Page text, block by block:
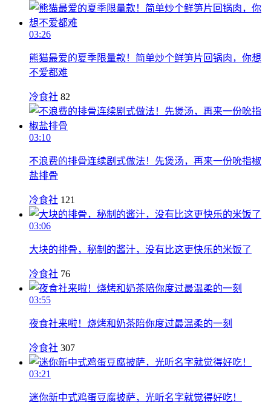
03:26
熊猫最爱的夏季限量款！简单炒个鲜笋片回锅肉，你想
不爱都难
冷食社 82
03:10
不浪费的排骨连续剧式做法！先煲汤，再来一份吮指椒
盐排骨
冷食社 121
03:06
大块的排骨，秘制的酱汁，没有比这更快乐的米饭了
冷食社 76
03:55
夜食社来啦！烧烤和奶茶陪你度过最温柔的一刻
冷食社 307
03:21
迷你新中式鸡蛋豆腐披萨，光听名字就觉得好吃！